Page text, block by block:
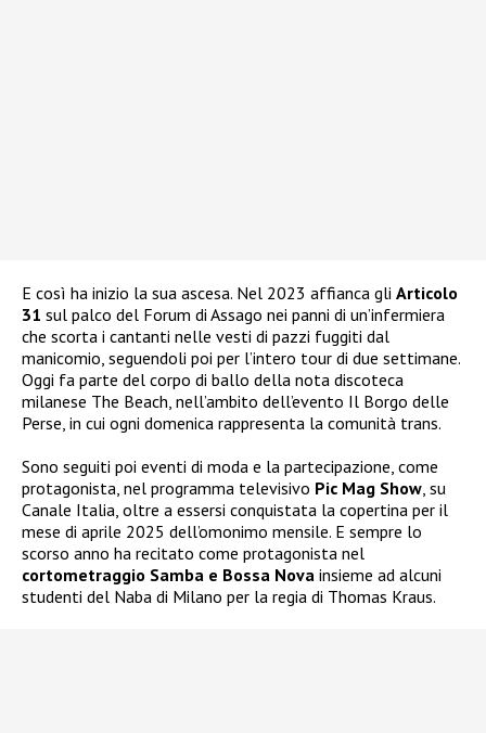
E così ha inizio la sua ascesa. Nel 2023 affianca gli Articolo
31 sul palco del Forum di Assago nei panni di un’infermiera
che scorta i cantanti nelle vesti di pazzi fuggiti dal
manicomio, seguendoli poi per l’intero tour di due settimane.
Oggi fa parte del corpo di ballo della nota discoteca
milanese The Beach, nell’ambito dell’evento Il Borgo delle
Perse, in cui ogni domenica rappresenta la comunità trans.
Sono seguiti poi eventi di moda e la partecipazione, come
protagonista, nel programma televisivo Pic Mag Show, su
Canale Italia, oltre a essersi conquistata la copertina per il
mese di aprile 2025 dell’omonimo mensile. E sempre lo
scorso anno ha recitato come protagonista nel
cortometraggio Samba e Bossa Nova insieme ad alcuni
studenti del Naba di Milano per la regia di Thomas Kraus.